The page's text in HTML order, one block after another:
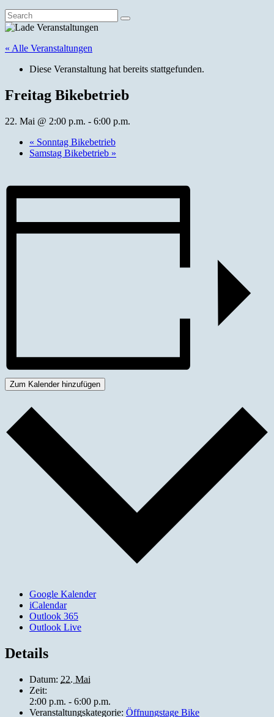
« Alle Veranstaltungen
Diese Veranstaltung hat bereits stattgefunden.
Freitag Bikebetrieb
22. Mai @ 2:00 p.m. - 6:00 p.m.
« Sonntag Bikebetrieb
Samstag Bikebetrieb »
Zum Kalender hinzufügen
Google Kalender
iCalendar
Outlook 365
Outlook Live
Details
Datum: 22. Mai
Zeit:
2:00 p.m. - 6:00 p.m.
Veranstaltungskategorie: Öffnungstage Bike